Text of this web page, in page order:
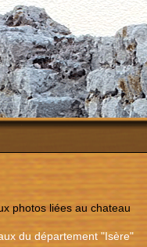
photos liées au chateau
du département "Isère"